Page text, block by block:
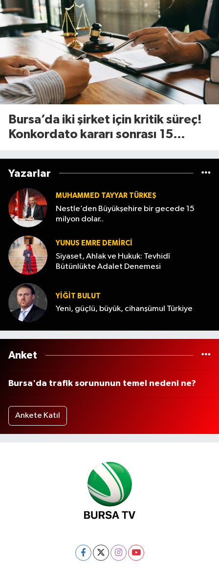
Bursa’da iki şirket için kritik süreç!
Konkordato kararı sonrası 15
Yazarlar
MUHAMMED TAYYAR TÜRKEŞ
Nestle’den Büyükşehire bir gecede 15
milyon dolar..
YUNUS EMRE DEMIRCI
Siyaset, Ahlak ve Hukuk: Tevhidî
Bütünlükte Adalet Denemesi
YİĞİT BULUT
Yeni, güçlü, büyük, cihanşümul Türkiye
Anket
Bursa'da trafik sorununun temel nedeni ne?
Ankete Katıl